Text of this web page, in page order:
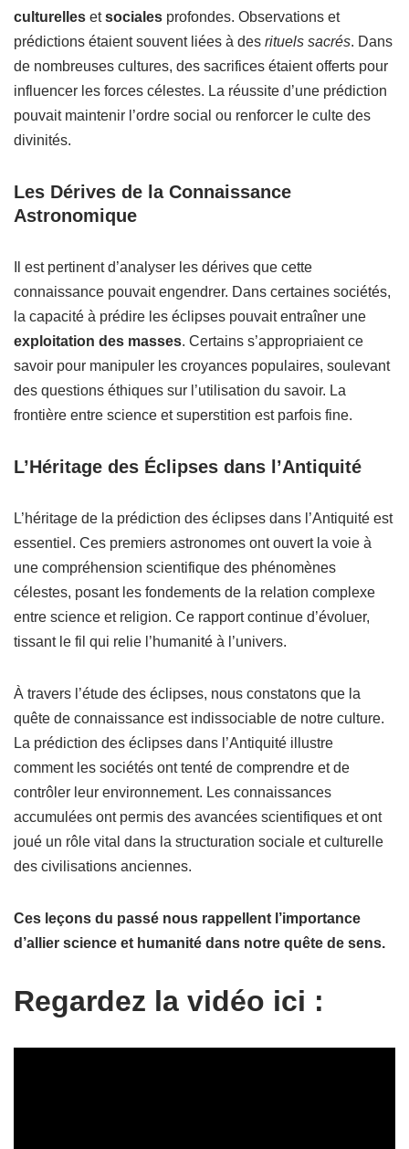
culturelles etsociales profondes. Observations et
prédictions étaient souvent liées à des rituels sacrés. Dans
de nombreuses cultures, des sacrifices étaient offerts pour
influencer les forces célestes. La réussite d’une prédiction
pouvait maintenir l’ordre social ou renforcer le culte des
divinités.
Les Dérives de la Connaissance
Astronomique
Il est pertinent d’analyser les dérives que cette
connaissance pouvait engendrer. Dans certaines sociétés,
la capacité à prédire les éclipses pouvait entraîner une
exploitation des masses. Certains s’appropriaient ce
savoir pour manipuler les croyances populaires, soulevant
des questions éthiques sur l’utilisation du savoir. La
frontière entre science et superstition est parfois fine.
L’Héritage des Éclipses dans l’Antiquité
L’héritage de la prédiction des éclipses dans l’Antiquité est
essentiel. Ces premiers astronomes ont ouvert la voie à
une compréhension scientifique des phénomènes
célestes, posant les fondements de la relation complexe
entre science et religion. Ce rapport continue d’évoluer,
tissant le fil qui relie l’humanité à l’univers.
À travers l’étude des éclipses, nous constatons que la
quête de connaissance est indissociable de notre culture.
La prédiction des éclipses dans l’Antiquité illustre
comment les sociétés ont tenté de comprendre et de
contrôler leur environnement. Les connaissances
accumulées ont permis des avancées scientifiques et ont
joué un rôle vital dans la structuration sociale et culturelle
des civilisations anciennes.
Ces leçons du passé nous rappellent l’importance
d’allier science et humanité dans notre quête de sens.
Regardez la vidéo ici :